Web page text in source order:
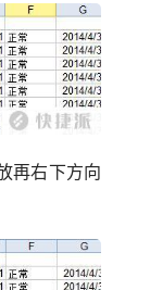
再右下方向